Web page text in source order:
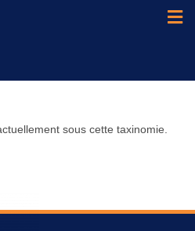
sous cette taxinomie.